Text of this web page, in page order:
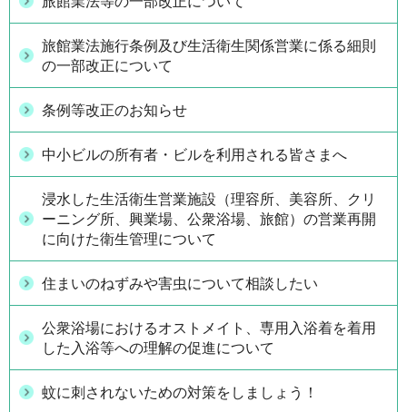
旅館業法施行条例及び生活衛生関係営業に係る細則
の一部改正について
条例等改正のお知らせ
中小ビルの所有者・ビルを利用される皆さまへ
浸水した生活衛生営業施設（理容所、美容所、クリ
ーニング所、興業場、公衆浴場、旅館）の営業再開
に向けた衛生管理について
住まいのねずみや害虫について相談したい
公衆浴場におけるオストメイト、専用入浴着を着用
した入浴等への理解の促進について
蚊に刺されないための対策をしましょう！